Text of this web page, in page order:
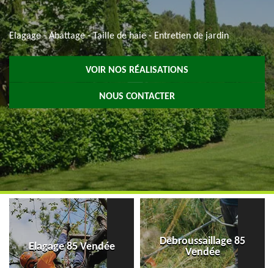
Elagage - Abattage - Taille de haie - Entretien de jardin
VOIR NOS RÉALISATIONS
NOUS CONTACTER
Elagage 85 Vendée
Debroussaillage 85
Vendée